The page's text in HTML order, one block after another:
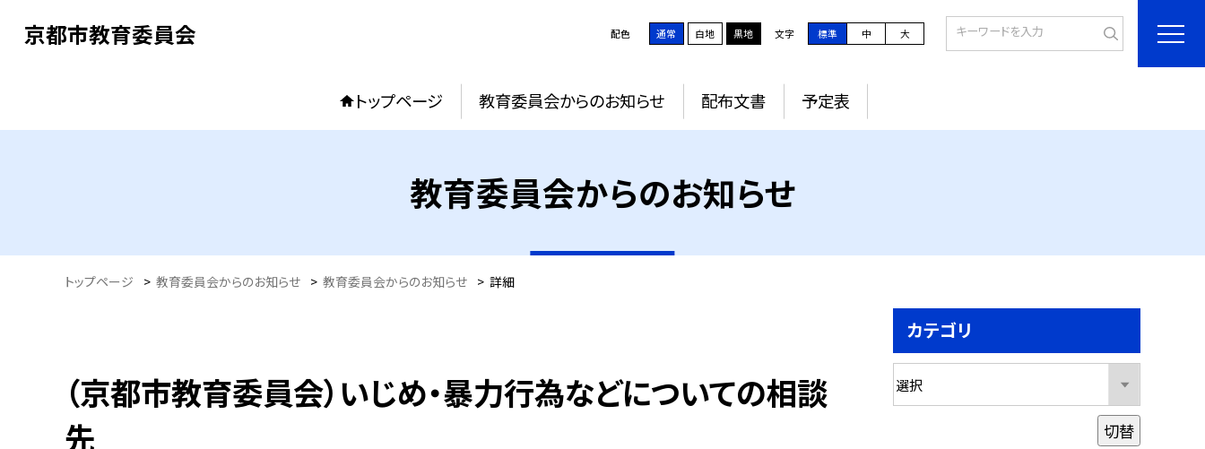
京都市教育委員会 配色 通常 白地 黒地 文字 標準 中 大
トップページ 教育委員会からのお知らせ 配布文書 予定表
教育委員会からのお知らせ
トップページ > 教育委員会からのお知らせ > 教育委員会からのお知らせ > 詳細
（京都市教育委員会）いじめ・暴力行為などについての相談
先
カテゴリ
切替